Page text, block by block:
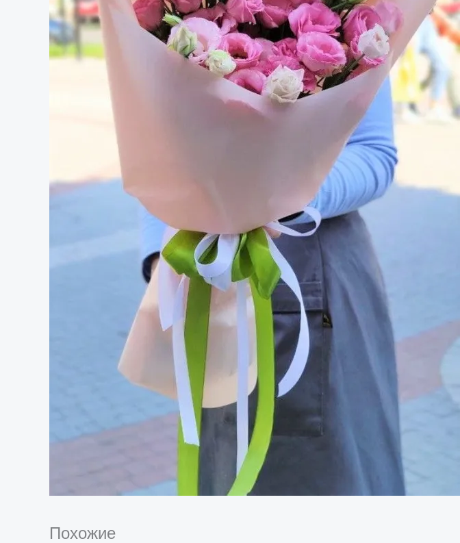
Похожие